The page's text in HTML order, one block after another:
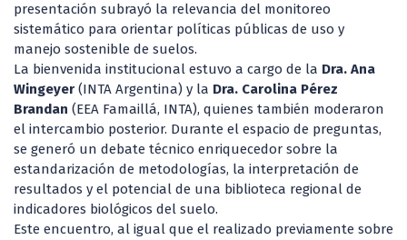
presentación subrayó la relevancia del monitoreo
sistemático para orientar políticas públicas de uso y
manejo sostenible de suelos.
La bienvenida institucional estuvo a cargo de la Dra. Ana
Wingeyer (INTA Argentina) y la Dra. Carolina Pérez
Brandan (EEA Famaillá, INTA), quienes también moderaron
el intercambio posterior. Durante el espacio de preguntas,
se generó un debate técnico enriquecedor sobre la
estandarización de metodologías, la interpretación de
resultados y el potencial de una biblioteca regional de
indicadores biológicos del suelo.
Este encuentro, al igual que el realizado previamente sobre